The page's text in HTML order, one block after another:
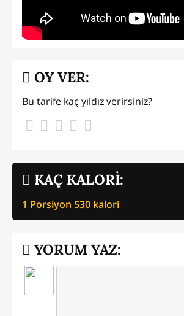
KAÇ KALORİ:
1 Porsiyon 530 kalori
OY VER:
Bu tarife kaç yıldız verirsiniz?
YORUM YAZ: